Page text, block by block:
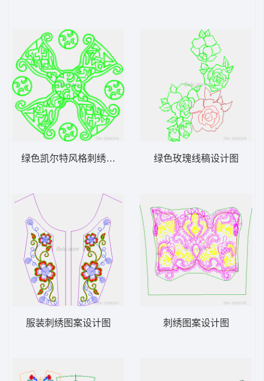
绿色凯尔特风格刺绣图案
服装刺绣图案设计图
绿色玫瑰线稿设计图
刺绣图案设计图